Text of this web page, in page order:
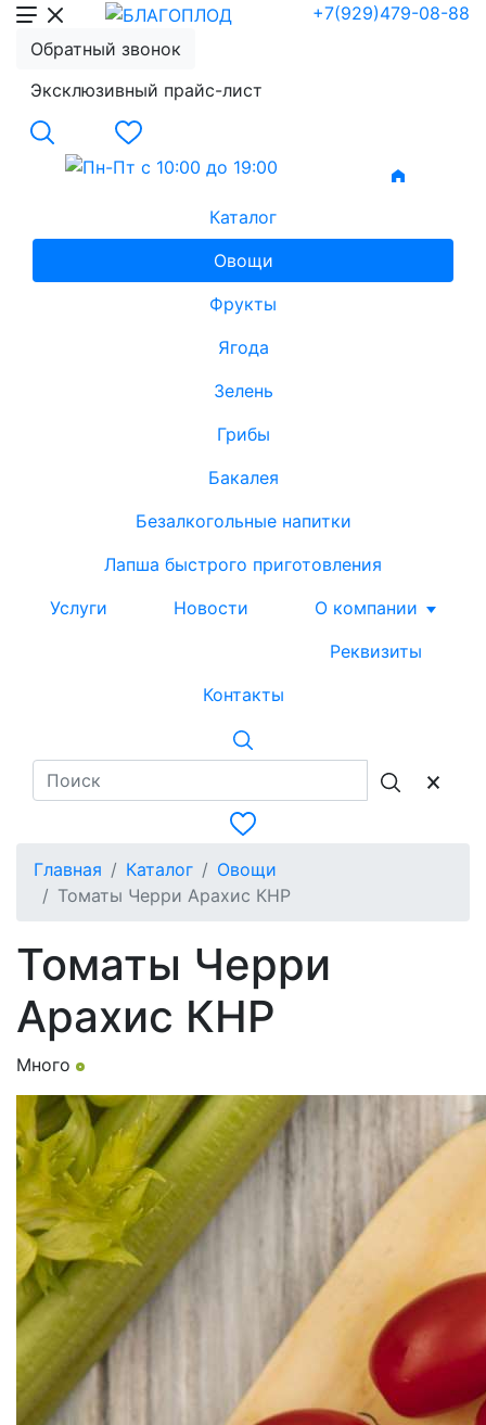
+7(929)479-08-88
Обратный звонок
Эксклюзивный прайс-лист
Каталог
Овощи
Фрукты
Ягода
Зелень
Грибы
Бакалея
Безалкогольные напитки
Лапша быстрого приготовления
Услуги
Новости
О компании
Реквизиты
Контакты
Главная Каталог
Овощи
Томаты Черри Арахис КНР
Томаты Черри
Арахис КНР
Много